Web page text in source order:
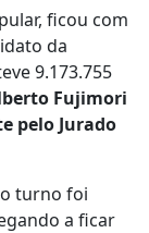
ficou com
da
9.173.755
Fujimori
pelo Jurado
turno foi
a ficar